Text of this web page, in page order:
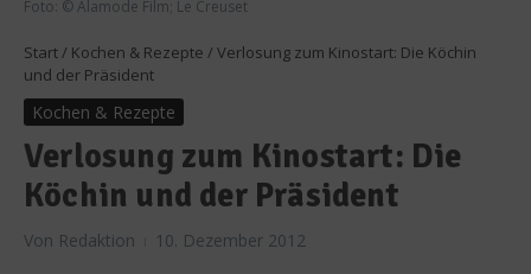
Foto: © Alamode Film; Le Creuset
Start / Kochen & Rezepte / Verlosung zum Kinostart: Die Köchin
und der Präsident
Kochen & Rezepte
Verlosung zum Kinostart: Die
Köchin und der Präsident
Von Redaktion 10. Dezember 2012